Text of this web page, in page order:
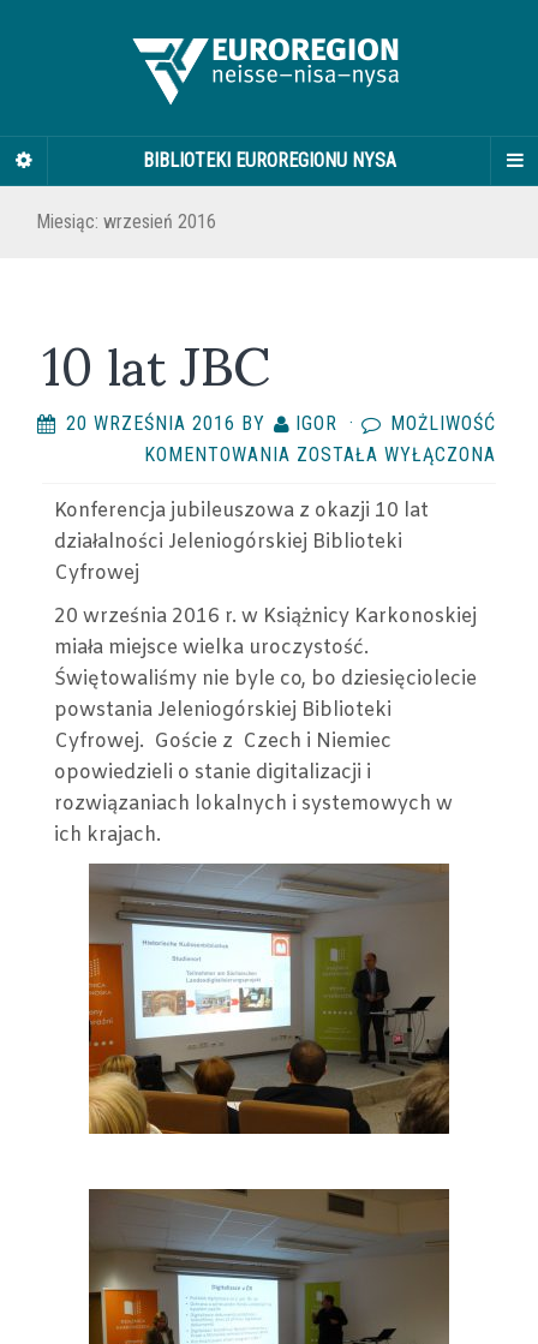
BIBLIOTEKI EUROREGIONU NYSA
Miesiąc: wrzesień 2016
10 lat JBC
20 WRZEŚNIA 2016 BY IGOR ·
MOŻLIWOŚĆ
KOMENTOWANIA 10
JBC
ZOSTAŁA WYŁĄCZONA
Konferencja jubileuszowa z okazji 10 lat
działalności Jeleniogórskiej Biblioteki
Cyfrowej
20 września 2016 r. w Książnicy Karkonoskiej
miała miejsce wielka uroczystość.
Świętowaliśmy nie byle co, bo dziesięciolecie
powstania Jeleniogórskiej Biblioteki
Cyfrowej. Goście z Czech i Niemiec
opowiedzieli o stanie digitalizacji i
rozwiązaniach lokalnych i systemowych w
ich krajach.